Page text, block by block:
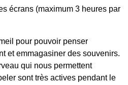
écrans (maximum 3 heures par
pour pouvoir penser
et emmagasiner des souvenirs.
qui nous permettent
sont très actives pendant le